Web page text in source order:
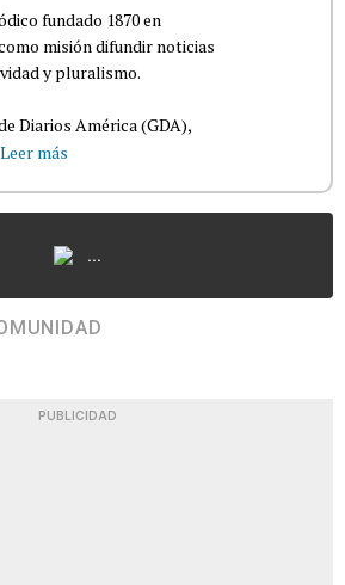
fundado 1870 en
misión difundir noticias
y pluralismo.
Diarios América (GDA),
Leer más
...
PUBLICIDAD